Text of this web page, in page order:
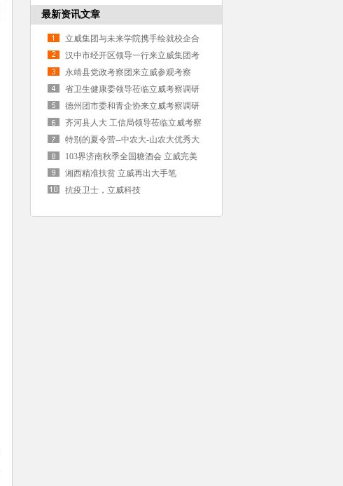
点？
最新资讯文章
立威集团与未来学院携手绘就校企合
作新图景春启新程
汉中市经开区领导一行来立威集团考
察调研
永靖县党政考察团来立威参观考察
省卫生健康委领导莅临立威考察调研
德州团市委和青企协来立威考察调研
齐河县人大 工信局领导莅临立威考察
特别的夏令营--中农大-山农大优秀大
学生来立威
103界济南秋季全国糖酒会 立威完美
收官
湘西精准扶贫 立威再出大手笔
抗疫卫士，立威科技